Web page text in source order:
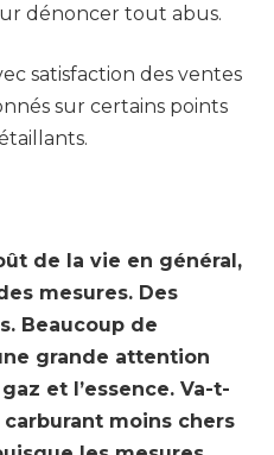
dénoncer tout abus.
satisfaction des ventes
sur certains points
de la vie en général,
mesures. Des
Beaucoup de
grande attention
et l’essence. Va-t-
moins chers